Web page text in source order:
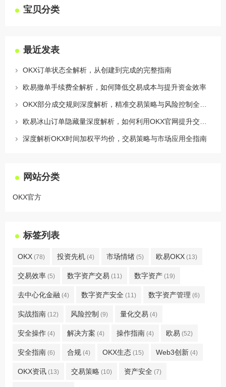
宝贝分类
最近发表
OKX订单状态全解析，从创建到完成的完整指南
欧易撤单手续费全解析，如何降低交易成本与提升资金效率
深度解析OKX时间加权平均价，交易策略与市场应用全指南
网站分类
OKX官方
标签列表
OKX (78) 投资先机 (4) 市场情绪 (5) 欧易OKX (13)
交易效率 (5) 数字资产交易 (11) 数字资产 (19)
去中心化金融 (4) 数字资产安全 (11) 数字资产管理 (6)
实战指南 (12) 风险控制 (9) 量化交易 (4)
安全操作 (4) 解决方案 (4) 操作指南 (4) 欧易 (52)
安全指南 (6) 合规 (4) OKX生态 (15) Web3创新 (4)
OKX资讯 (13) 交易策略 (10) 资产安全 (7)